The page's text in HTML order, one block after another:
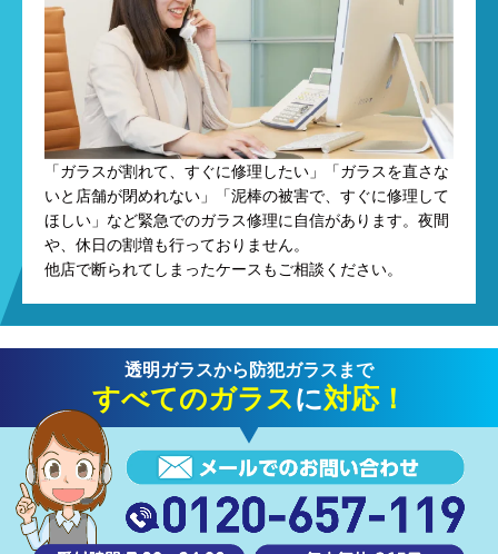
「ガラスが割れて、すぐに修理したい」「ガラスを直さな
いと店舗が閉めれない」「泥棒の被害で、すぐに修理して
ほしい」など緊急でのガラス修理に自信があります。夜間
や、休日の割増も行っておりません。
他店で断られてしまったケースもご相談ください。
透明ガラスから 防犯ガラス まで
すべてのガラスに対応！